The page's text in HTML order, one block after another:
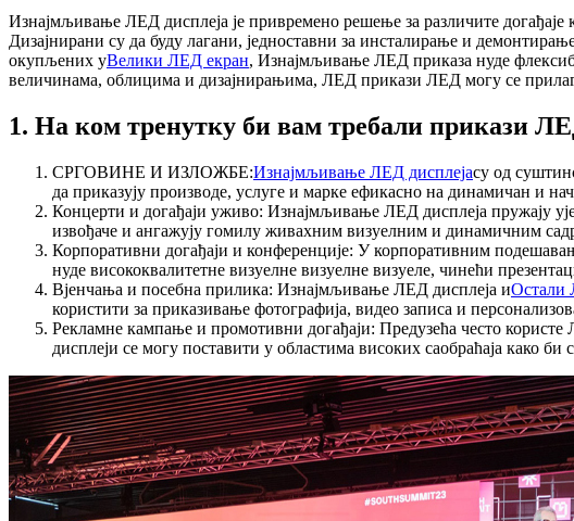
Изнајмљивање ЛЕД дисплеја је привремено решење за различите догађаје
Дизајнирани су да буду лагани, једноставни за инсталирање и
окупљених уВелики ЛЕД екран, Изнајмљивање ЛЕД приказа нуде
величинама, облицима и дизајнирањима, ЛЕД прикази ЛЕД могу се
1. На ком тренутку би вам требали прикази
СРГОВИНЕ И ИЗЛОЖБЕ:Изнајмљивање ЛЕД дисплејасу од
да приказују производе, услуге и марке ефикасно на динамичан и
Концерти и догађаји уживо: Изнајмљивање ЛЕД дисплеја пружају
извођаче и ангажују гомилу живахним визуелним и динамичним
Корпоративни догађаји и конференције: У корпоративним
нуде висококвалитетне визуелне визуелне визуеле, чинећи
Вјенчања и посебна прилика: Изнајмљивање ЛЕД дисплеја иОстали
користити за приказивање фотографија, видео записа и
Рекламне кампање и промотивни догађаји: Предузећа често
дисплеји се могу поставити у областима високих саобраћаја како